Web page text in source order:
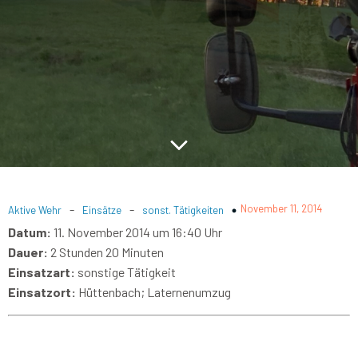
Aktive Wehr - Einsätze - sonst. Tätigkeiten November 11, 2014
Datum: 11. November 2014 um 16:40 Uhr
Dauer: 2 Stunden 20 Minuten
Einsatzart: sonstige Tätigkeit
Einsatzort: Hüttenbach; Laternenumzug